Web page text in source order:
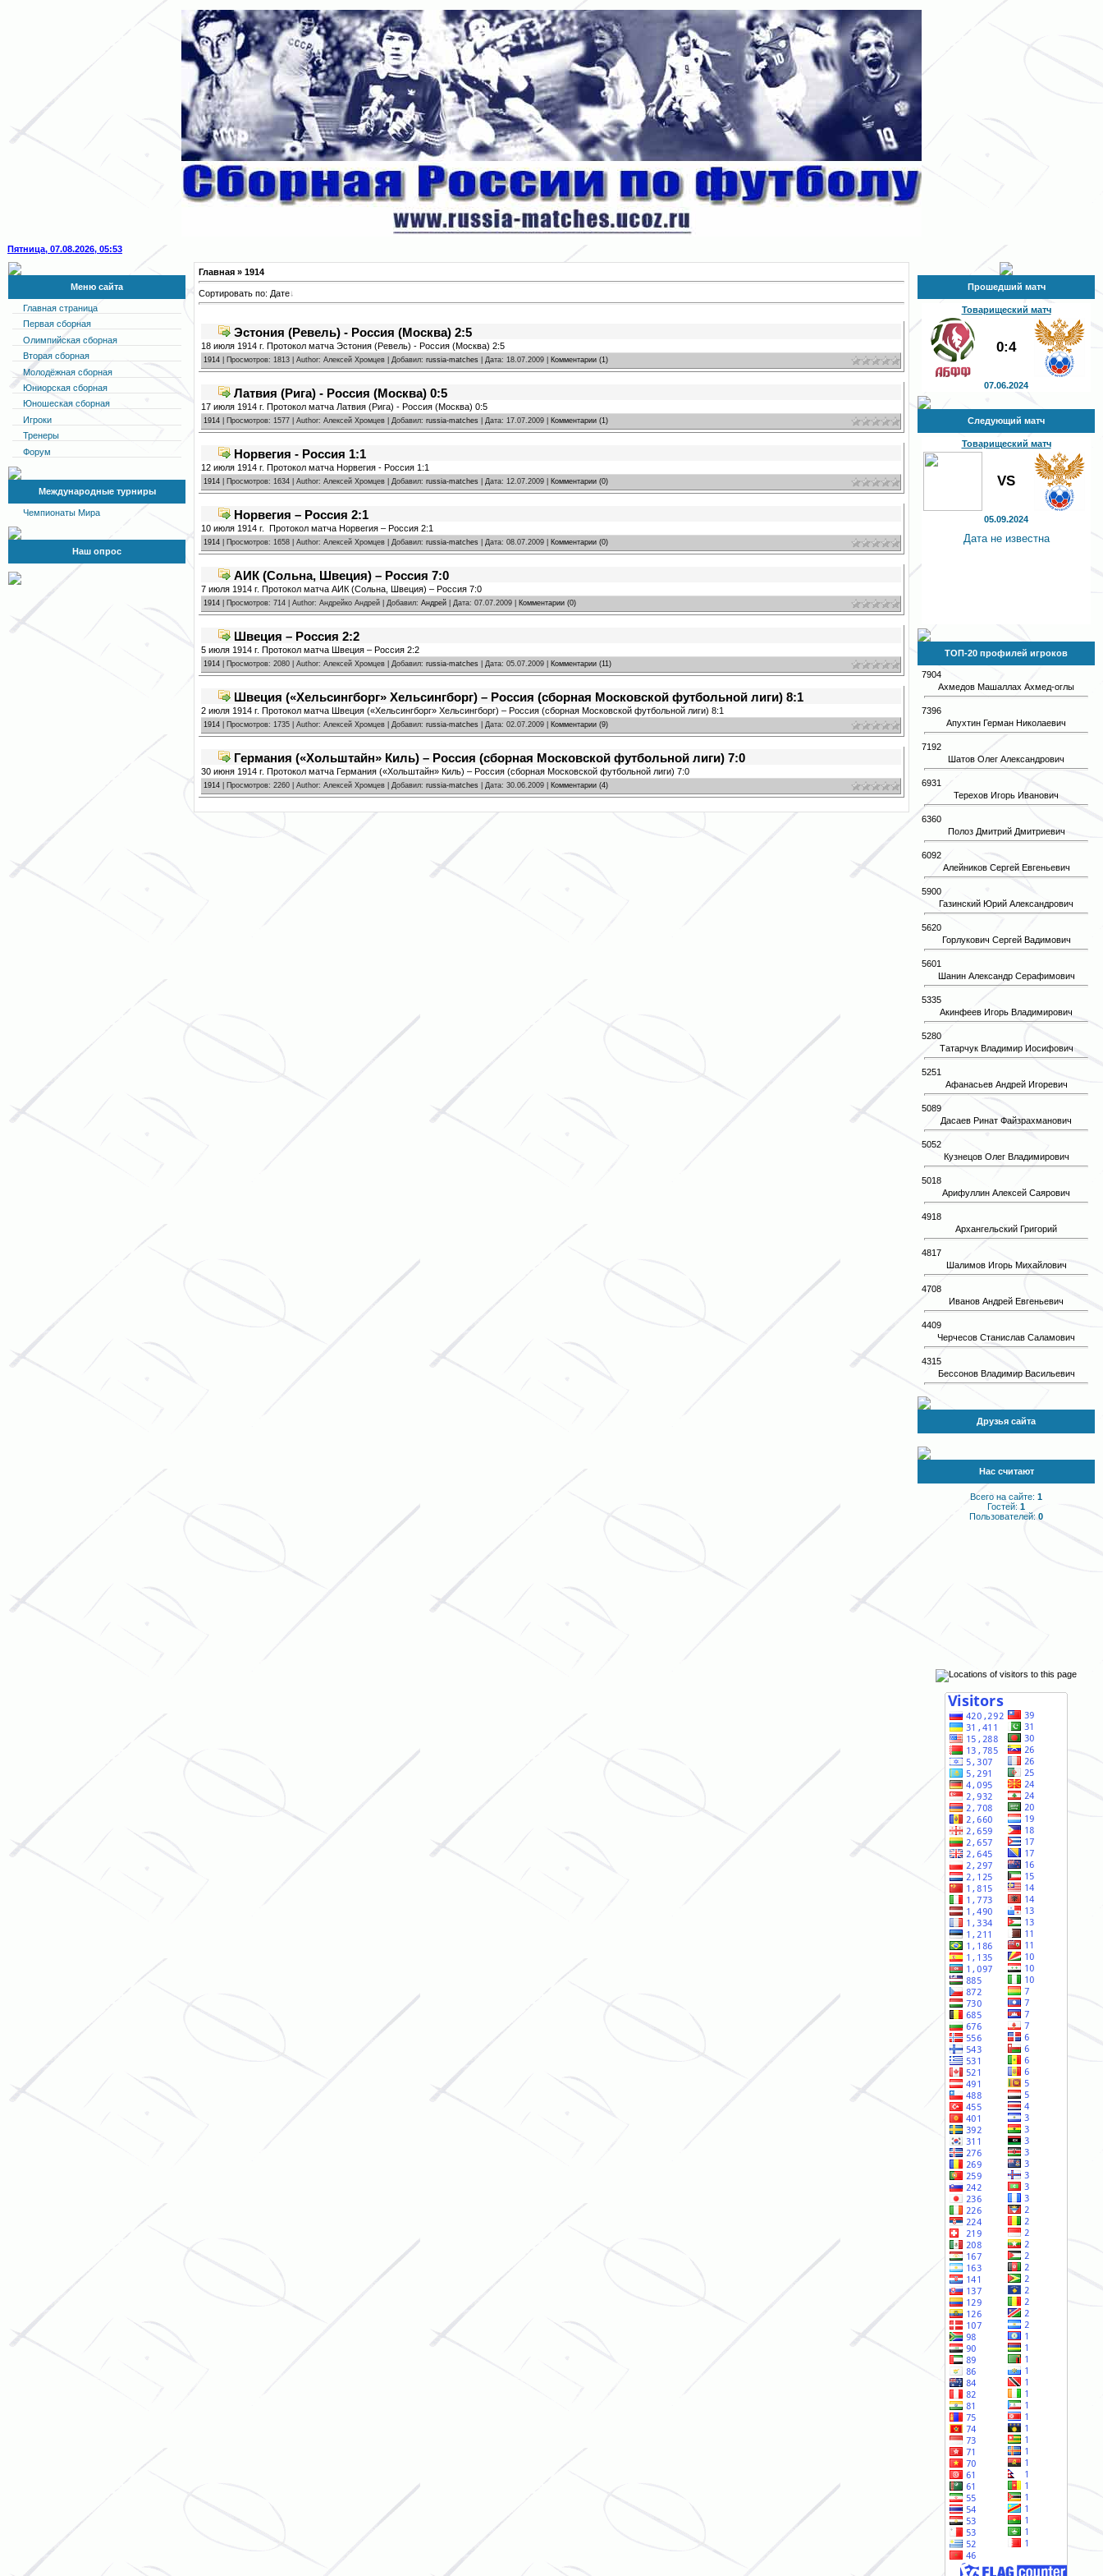
Пятница, 07.08.2026, 05:53
Меню сайта
Главная страница
Первая сборная
Олимпийская сборная
Вторая сборная
Молодёжная сборная
Юниорская сборная
Юношеская сборная
Игроки
Тренеры
Форум
Международные турниры
Чемпионаты Мира
Наш опрос
Главная » 1914
Сортировать по: Дате
Эстония (Ревель) - Россия (Москва) 2:5
18 июля 1914 г. Протокол матча Эстония (Ревель) - Россия (Москва) 2:5
1914 | Просмотров: 1813 | Author: Алексей Хромцев | Добавил: russia-matches | Дата: 18.07.2009 Комментарии (1)
Латвия (Рига) - Россия (Москва) 0:5
17 июля 1914 г. Протокол матча Латвия (Рига) - Россия (Москва) 0:5
1914 | Просмотров: 1577 | Author: Алексей Хромцев | Добавил: russia-matches | Дата: 17.07.2009 Комментарии (1)
Норвегия - Россия 1:1
12 июля 1914 г. Протокол матча Норвегия - Россия 1:1
1914 | Просмотров: 1634 | Author: Алексей Хромцев | Добавил: russia-matches | Дата: 12.07.2009 Комментарии (0)
Норвегия – Россия 2:1
10 июля 1914 г. Протокол матча Норвегия – Россия 2:1
1914 | Просмотров: 1658 | Author: Алексей Хромцев | Добавил: russia-matches | Дата: 08.07.2009 Комментарии (0)
АИК (Сольна, Швеция) – Россия 7:0
7 июля 1914 г. Протокол матча АИК (Сольна, Швеция) – Россия 7:0
1914 | Просмотров: 714 | Author: Андрейко Андрей | Добавил: Андрей | Дата: 07.07.2009 Комментарии (0)
Швеция – Россия 2:2
5 июля 1914 г. Протокол матча Швеция – Россия 2:2
1914 | Просмотров: 2080 | Author: Алексей Хромцев | Добавил: russia-matches | Дата: 05.07.2009 Комментарии (11)
Швеция («Хельсингборг» Хельсингборг) – Россия (сборная Московской футбольной лиги) 8:1
2 июля 1914 г. Протокол матча Швеция («Хельсингборг» Хельсингборг) – Россия (сборная Московской футбольной лиги) 8:1
1914 | Просмотров: 1735 | Author: Алексей Хромцев | Добавил: russia-matches | Дата: 02.07.2009 Комментарии (9)
Германия («Хольштайн» Киль) – Россия (сборная Московской футбольной лиги) 7:0
30 июня 1914 г. Протокол матча Германия («Хольштайн» Киль) – Россия (сборная Московской футбольной лиги) 7:0
1914 | Просмотров: 2260 | Author: Алексей Хромцев | Добавил: russia-matches | Дата: 30.06.2009 Комментарии (4)
Прошедший матч
Товарищеский матч
0:4
07.06.2024
Следующий матч
Товарищеский матч
VS
05.09.2024
Дата не известна
ТОП-20 профилей игроков
7904
Ахмедов Машаллах Ахмед-оглы
7396
Апухтин Герман Николаевич
7192
Шатов Олег Александрович
6931
Терехов Игорь Иванович
6360
Полоз Дмитрий Дмитриевич
6092
Алейников Сергей Евгеньевич
5900
Газинский Юрий Александрович
5620
Горлукович Сергей Вадимович
5601
Шанин Александр Серафимович
5335
Акинфеев Игорь Владимирович
5280
Татарчук Владимир Иосифович
5251
Афанасьев Андрей Игоревич
5089
Дасаев Ринат Файзрахманович
5052
Кузнецов Олег Владимирович
5018
Арифуллин Алексей Саярович
4918
Архангельский Григорий
4817
Шалимов Игорь Михайлович
4708
Иванов Андрей Евгеньевич
4409
Черчесов Станислав Саламович
4315
Бессонов Владимир Васильевич
Друзья сайта
Нас считают
Всего на сайте: 1
Гостей: 1
Пользователей: 0